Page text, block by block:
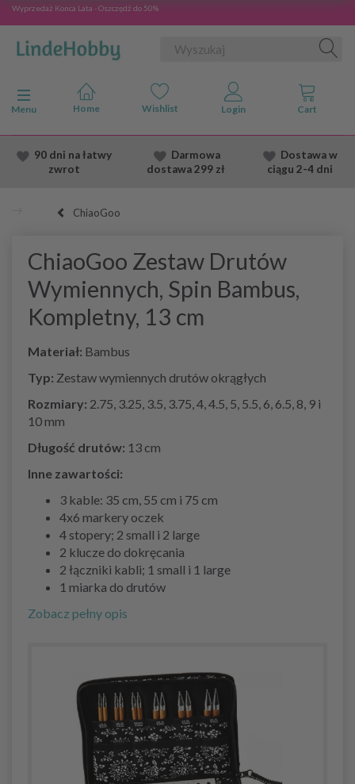
Wyprzedaż Konca Lata - Oszczędź do 50%
Przełącz nawigację
Menu
90 dni na łatwy
zwrot
Darmowa
dostawa299 zł
Dostawaw
ciągu 2-4 dni
ChiaoGoo
ChiaoGoo Zestaw Drutów
Wymiennych, Spin Bambus,
Kompletny, 13 cm
Materiał: Bambus
Typ: Zestaw wymiennych drutów okrągłych
Rozmiary: 2.75, 3.25, 3.5, 3.75, 4, 4.5, 5, 5.5, 6, 6.5, 8, 9 i
10 mm
Długość drutów: 13 cm
Inne zawartości:
3 kable: 35 cm, 55 cm i 75 cm
4x6 markery oczek
4 stopery; 2 small i 2 large
2 klucze do dokręcania
2 łączniki kabli; 1 small i 1 large
1 miarka do drutów
Zobacz pełny opis